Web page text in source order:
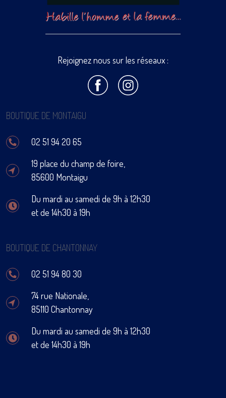
Rejoignez nous sur les réseaux :
BOUTIQUE DE MONTAIGU
02 51 94 20 65
19 place du champ de foire,
85600 Montaigu
Du mardi au samedi de 9h à 12h30
et de 14h30 à 19h
BOUTIQUE DE CHANTONNAY
02 51 94 80 30
74 rue Nationale,
85110 Chantonnay
Du mardi au samedi de 9h à 12h30
et de 14h30 à 19h